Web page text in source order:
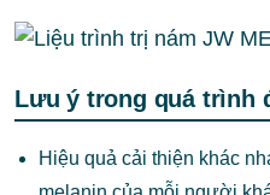
Lưu ý trong quá trình
Hiệu quả cải thiện khác